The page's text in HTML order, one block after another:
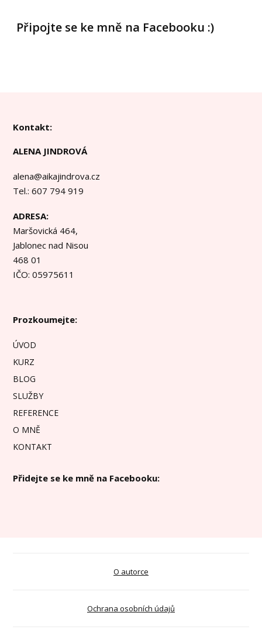
Připojte se ke mně na Facebooku :)
Kontakt:
ALENA JINDROVÁ
alena@aikajindrova.cz
Tel.: 607 794 919
ADRESA:
Maršovická 464,
Jablonec nad Nisou
468 01
IČO: 05975611
Prozkoumejte:
ÚVOD
KURZ
BLOG
SLUŽBY
REFERENCE
O MNĚ
KONTAKT
Přidejte se ke mně na Facebooku:
O autorce
Ochrana osobních údajů